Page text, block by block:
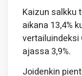
Kaizun salkku
aikana 13,4%
vertailuindeksi
ajassa 3,9%.
Joidenkin